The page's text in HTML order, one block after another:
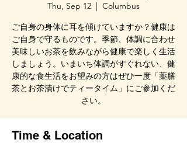
Thu, Sep 12
  |
Columbus
ご自身の身体に耳を傾けていますか？健康は
ご自身で守るものです。季節、体調に合わせ
美味しいお茶を飲みながら健康で楽しく生活
しましょう。いまいち体調がすぐれない、健
康的な食生活をお望みの方はぜひ一度「薬膳
茶とお茶漬けでティータイム」にご参加くだ
さい。
Time & Location